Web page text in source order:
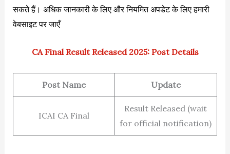
सकते हैं। अधिक जानकारी के लिए और नियमित अपडेट के लिए हमारी
वेबसाइट पर जाएँ
CA Final Result Released 2025: Post Details
Post Name Update
ICAI CA Final
Result Released (wait
for official notification)